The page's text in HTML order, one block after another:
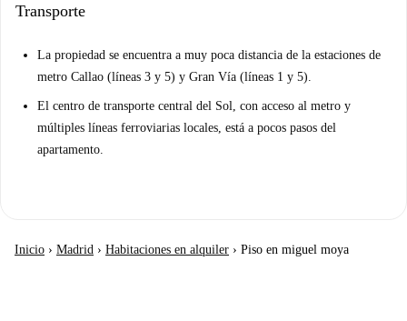
Transporte
La propiedad se encuentra a muy poca distancia de la estaciones de
metro Callao (líneas 3 y 5) y Gran Vía (líneas 1 y 5).
El centro de transporte central del Sol, con acceso al metro y
múltiples líneas ferroviarias locales, está a pocos pasos del
apartamento.
Inicio › Madrid › Habitaciones en alquiler › Piso en miguel moya